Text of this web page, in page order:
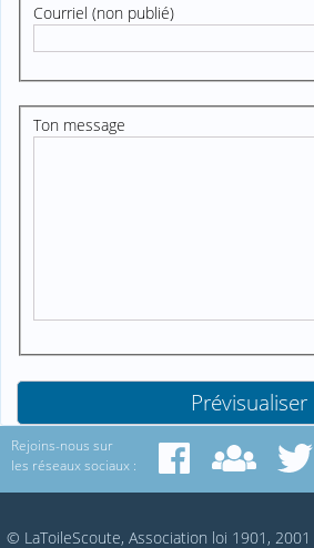
Courriel (non publié)
Ton message
Rejoins-nous sur
les réseaux sociaux :
© LaToileScoute, Association loi 1901,